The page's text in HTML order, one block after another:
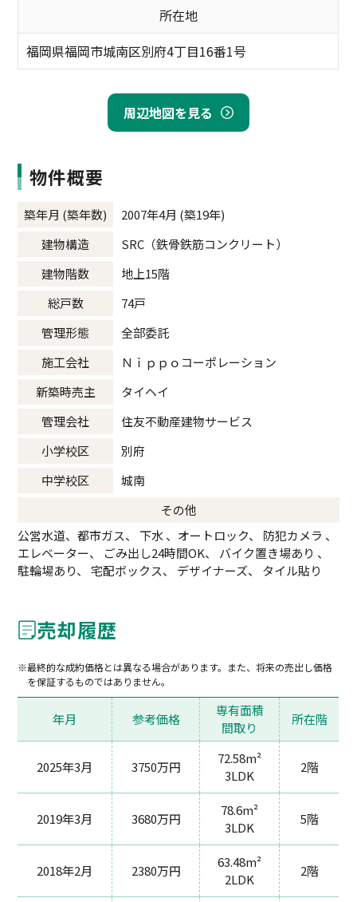
所在地
福岡県福岡市城南区別府4丁目16番1号
周辺地図を見る
物件概要
築年月 (築年数)
2007年4月 (築19年)
建物構造
SRC（鉄骨鉄筋コンクリート）
建物階数
地上15階
総戸数
74戸
管理形態
全部委託
施工会社
Ｎｉｐｐｏコーポレーション
新築時売主
タイヘイ
管理会社
住友不動産建物サービス
小学校区
別府
中学校区
城南
その他
公営水道、都市ガス、 下水 、オートロック、 防犯カメラ 、
エレベーター、 ごみ出し24時間OK、 バイク置き場あり 、
駐輪場あり、 宅配ボックス、 デザイナーズ、 タイル貼り
売却履歴
最終的な成約価格とは異なる場合があります。また、将来の売出し価格
を保証するものではありません。
年月 参考価格
専有面積
間取り
所在階
2025年3月 3750万円
72.58m²
3LDK
2階
2019年3月 3680万円
78.6m²
3LDK
5階
2018年2月 2380万円
63.48m²
2LDK
2階